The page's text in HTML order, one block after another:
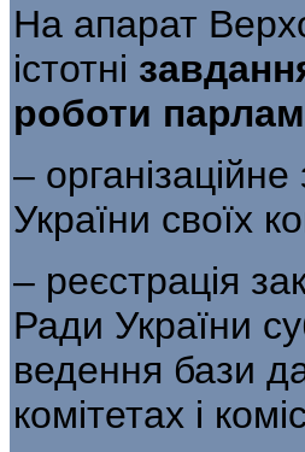
На апарат
істотні
роботи
–
України своїх
– реєстрація
Ради України
ведення бази
комітетах і